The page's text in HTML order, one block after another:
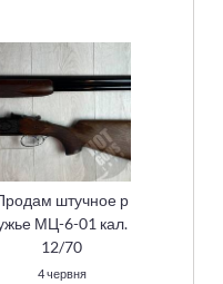
штучное р
МЦ-6-01 кал.
12/70
4 червня